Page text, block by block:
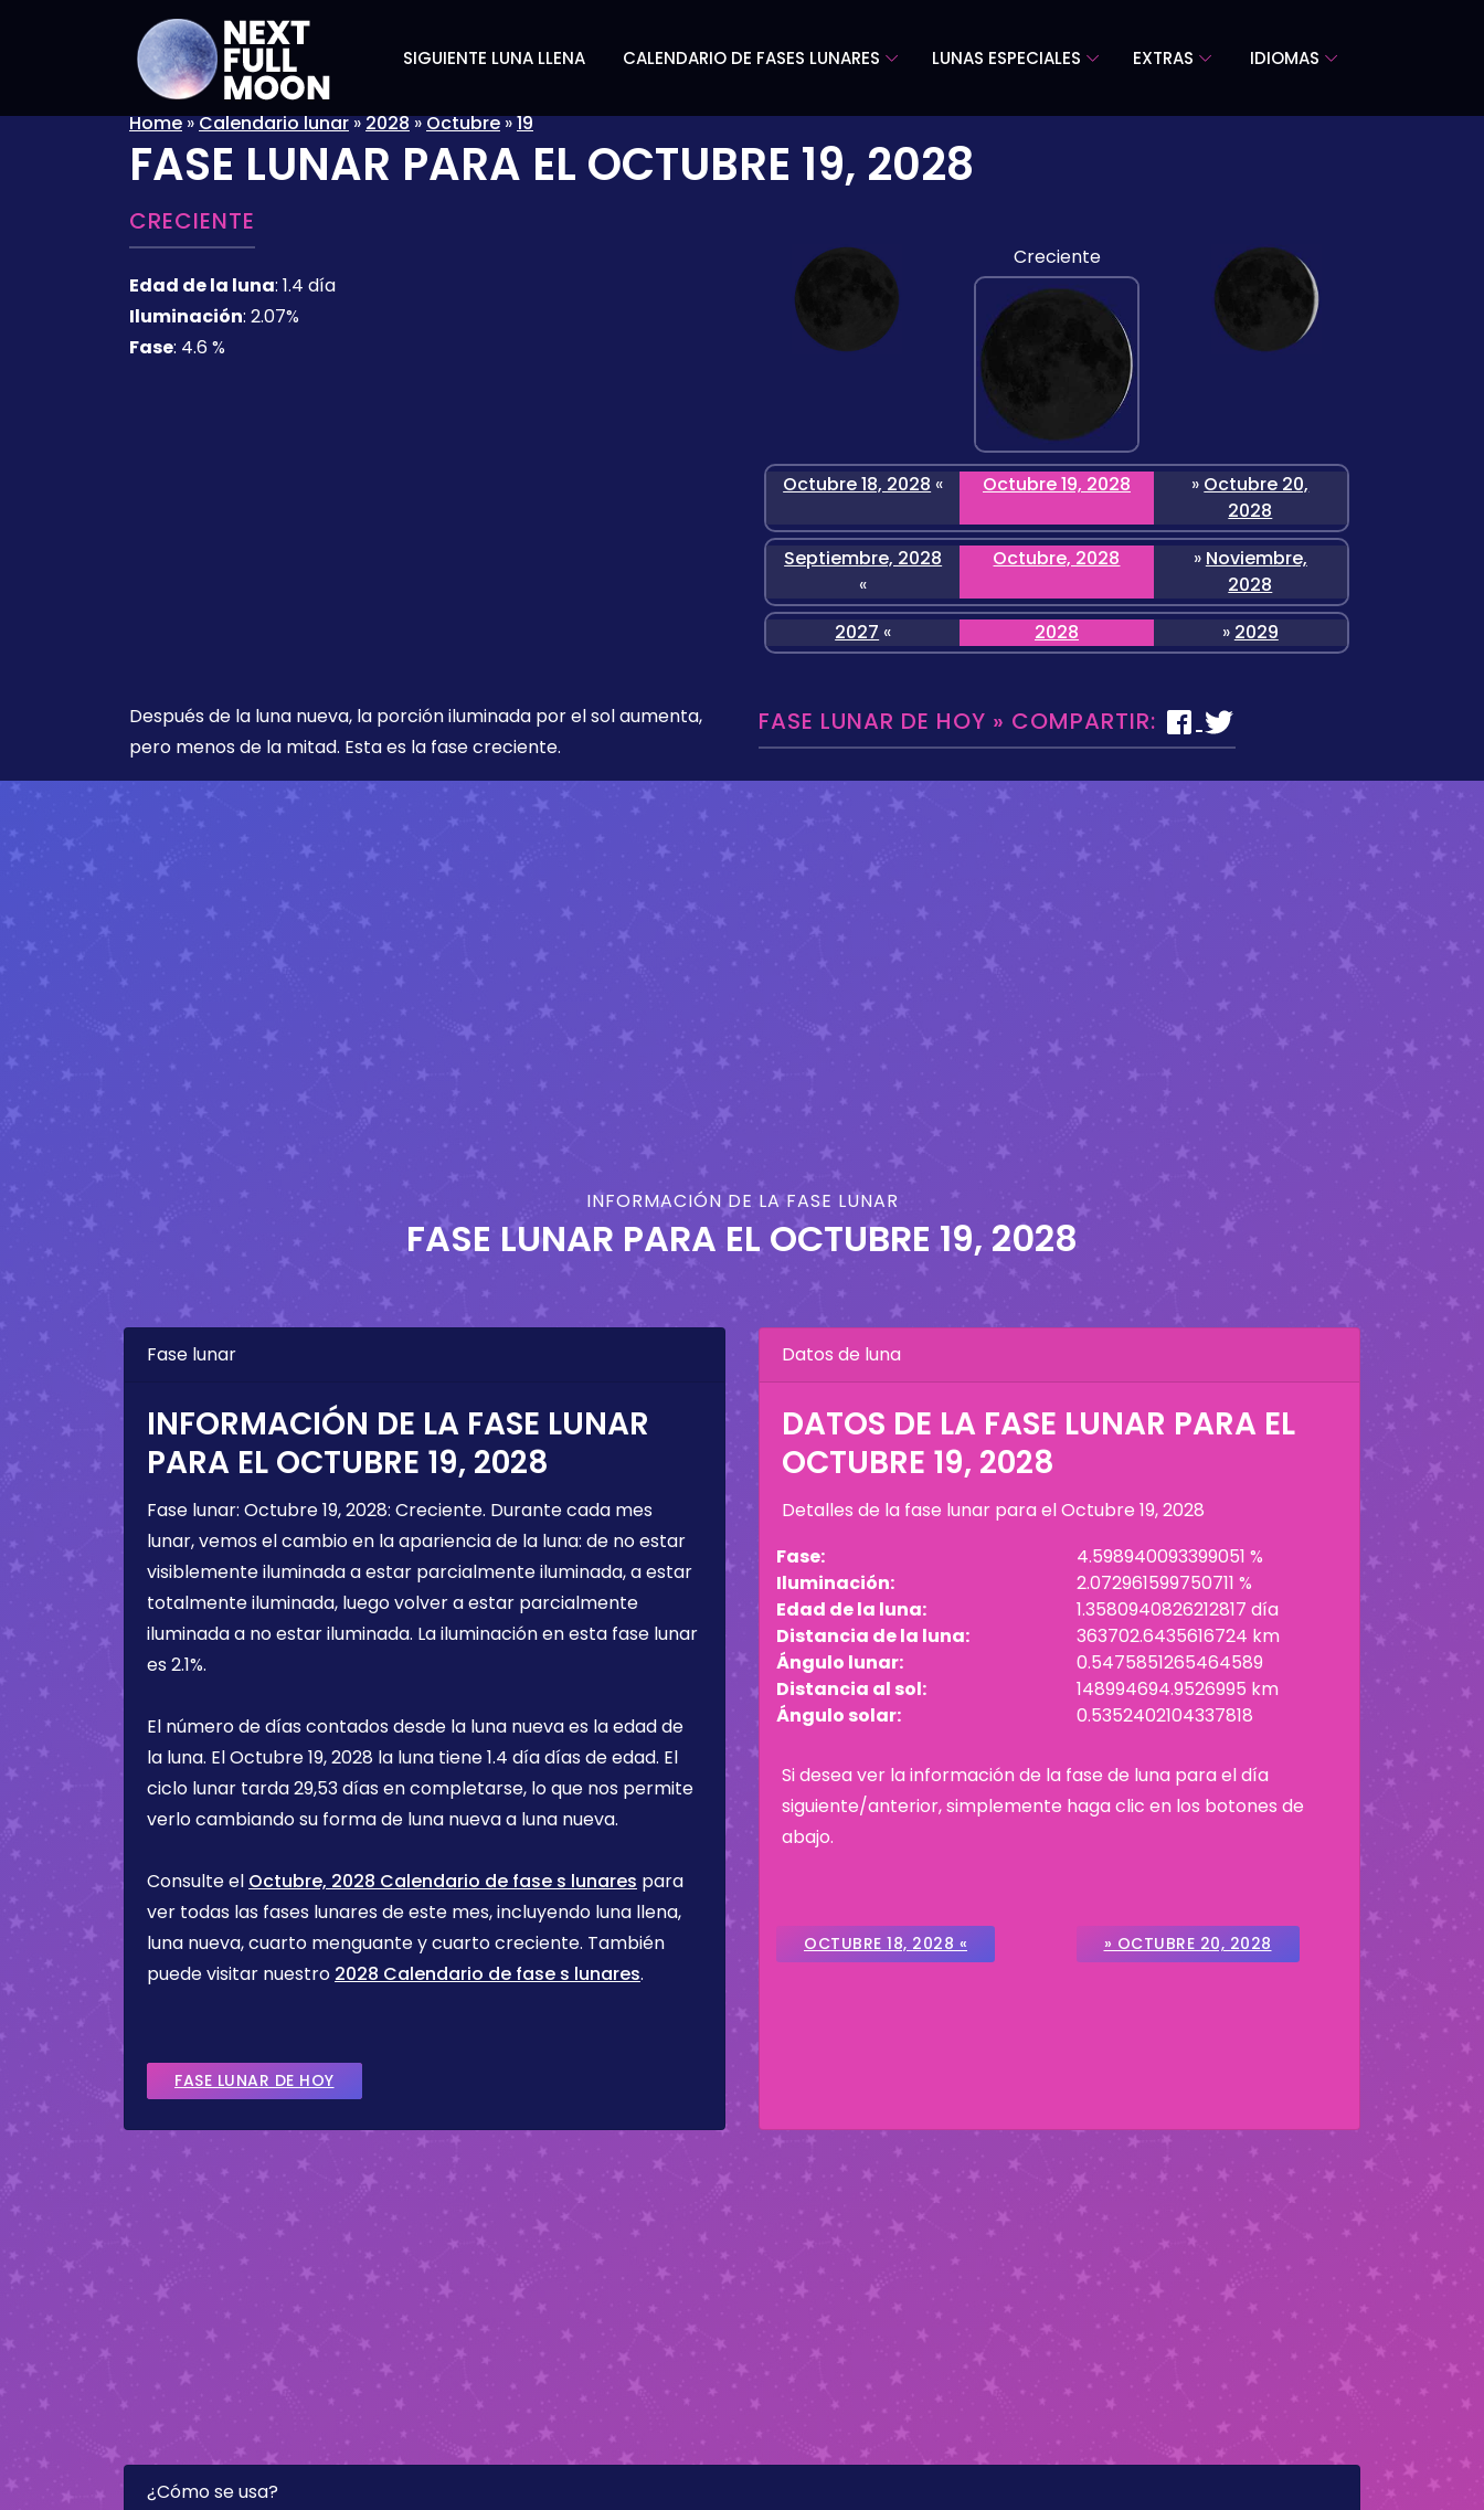
SIGUIENTE LUNA LLENA CALENDARIO DE FASES LUNARES LUNAS ESPECIALES EXTRAS IDIOMAS
Home»Calendario lunar»2028»Octubre»19
FASE LUNAR PARA EL OCTUBRE 19, 2028
CRECIENTE
Edad de la luna: 1.4 día
Iluminación: 2.07%
Fase: 4.6 %
Creciente
Octubre 18, 2028 « Octubre 19, 2028 » Octubre 20,
2028
Septiembre, 2028
«
Octubre, 2028 » Noviembre,
2028
2027 « 2028 » 2029
Después de la luna nueva, la porción iluminada por el sol aumenta,
pero menos de la mitad. Esta es la fase creciente.
FASE LUNAR DE HOY » COMPARTIR:
INFORMACIÓN DE LA FASE LUNAR
FASE LUNAR PARA ELOCTUBRE 19, 2028
Fase lunar
INFORMACIÓN DE LA FASE LUNAR
PARA EL OCTUBRE 19, 2028
Fase lunar: Octubre 19, 2028: Creciente. Durante cada mes
lunar, vemos el cambio en la apariencia de la luna: de no estar
visiblemente iluminada a estar parcialmente iluminada, a estar
totalmente iluminada, luego volver a estar parcialmente
iluminada a no estar iluminada. La iluminación en esta fase lunar
es 2.1%.
El número de días contados desde la luna nueva es la edad de
la luna. ElOctubre 19, 2028 la luna tiene1.4 díadías de edad. El
ciclo lunar tarda 29,53 días en completarse, lo que nos permite
verlo cambiando su forma de luna nueva a luna nueva.
Consulte el Octubre, 2028 Calendario de fase s lunares para
ver todas las fases lunares de este mes, incluyendo luna llena,
luna nueva, cuarto menguante y cuarto creciente. También
puede visitar nuestro 2028 Calendario de fase s lunares.
FASE LUNAR DE HOY
Datos de luna
DATOS DE LA FASE LUNAR PARA EL
OCTUBRE 19, 2028
Detalles de la fase lunar para elOctubre 19, 2028
Fase:
4.598940093399051 %
Iluminación:
2.072961599750711 %
Edad de la luna:
1.3580940826212817 día
Distancia de la luna:
363702.6435616724 km
Ángulo lunar:
0.5475851265464589
Distancia al sol:
148994694.9526995 km
Ángulo solar:
0.5352402104337818
Si desea ver la información de la fase de luna para el día
siguiente/anterior, simplemente haga clic en los botones de
abajo.
OCTUBRE 18, 2028 « » OCTUBRE 20, 2028
¿Cómo se usa?